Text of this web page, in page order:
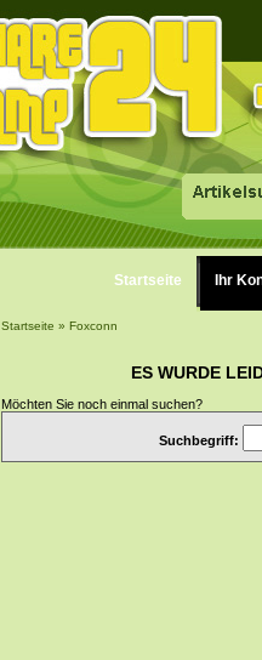
Startseite Ihr
Startseite » Foxconn
ES WURDE
Möchten Sie noch einmal suchen?
Suchbegriff: